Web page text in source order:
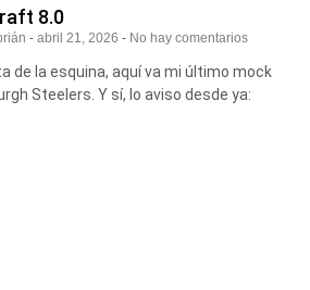
8.0
abril 21, 2026 No hay comentarios
de la esquina, aquí va mi último mock
Steelers. Y sí, lo aviso desde ya: